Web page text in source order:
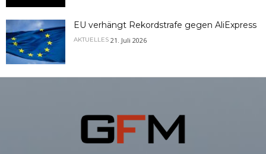
EU verhängt Rekordstrafe gegen AliExpress
AKTUELLES 21. Juli 2026